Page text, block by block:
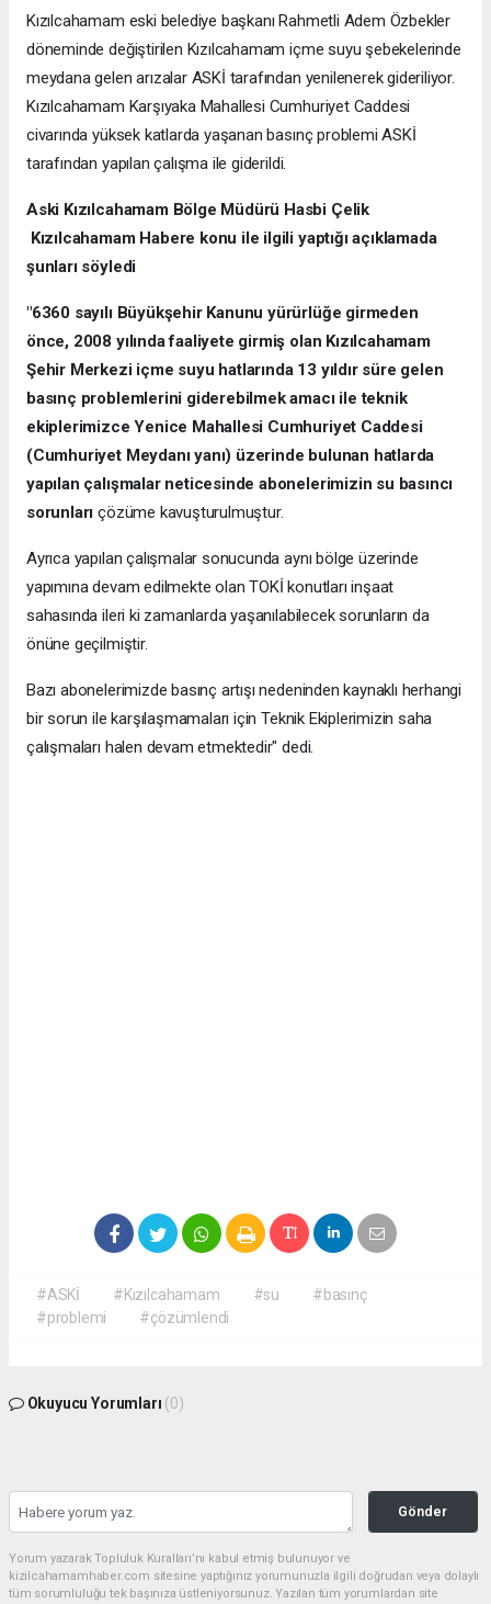
Kızılcahamam eski belediye başkanı Rahmetli Adem Özbekler
döneminde değiştirilen Kızılcahamam içme suyu şebekelerinde
meydana gelen arızalar ASKİ tarafından yenilenerek gideriliyor.
Kızılcahamam Karşıyaka Mahallesi Cumhuriyet Caddesi
civarında yüksek katlarda yaşanan basınç problemi ASKİ
tarafından yapılan çalışma ile giderildi.
Aski Kızılcahamam Bölge Müdürü Hasbi Çelik
Kızılcahamam Habere konu ile ilgili yaptığı açıklamada
şunları söyledi
"6360 sayılı Büyükşehir Kanunu yürürlüğe girmeden
önce, 2008 yılında faaliyete girmiş olan Kızılcahamam
Şehir Merkezi içme suyu hatlarında 13 yıldır süre gelen
basınç problemlerini giderebilmek amacı ile teknik
ekiplerimizce Yenice Mahallesi Cumhuriyet Caddesi
(Cumhuriyet Meydanı yanı) üzerinde bulunan hatlarda
yapılan çalışmalar neticesinde abonelerimizin su basıncı
sorunları çözüme kavuşturulmuştur.
Ayrıca yapılan çalışmalar sonucunda aynı bölge üzerinde
yapımına devam edilmekte olan TOKİ konutları inşaat
sahasında ileri ki zamanlarda yaşanılabilecek sorunların da
önüne geçilmiştir.
Bazı abonelerimizde basınç artışı nedeninden kaynaklı herhangi
bir sorun ile karşılaşmamaları için Teknik Ekiplerimizin saha
çalışmaları halen devam etmektedir" dedi.
#ASKİ #Kızılcahamam #su
#basınç
#problemi
#çözümlendi
Okuyucu Yorumları (0)
Gönder
Yorum yazarak Topluluk Kuralları’nı kabul etmiş bulunuyor ve
kizilcahamamhaber.com sitesine yaptığınız yorumunuzla ilgili doğrudan veya dolaylı
tüm sorumluluğu tek başınıza üstleniyorsunuz. Yazılan tüm yorumlardan site